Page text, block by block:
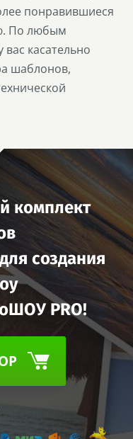
понравившиеся
По любым
касательно
шаблонов,
комплект
создания
PRO!